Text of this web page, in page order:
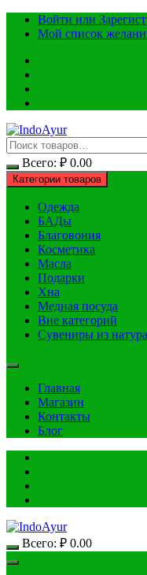
ПерейтиВойти или
Мой список
Всего: ₽ 0.00
Категории товаров
Одежда
БАДы
Благовония
Косметика
Масла
Подарки
Хна
Медная посуда
Вне категорий
Сувениры из
Главная
Магазин
Контакты
Блог
Всего: ₽ 0.00